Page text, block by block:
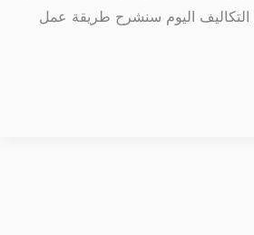
التكاليف اليوم سنشرح طريقة عمل